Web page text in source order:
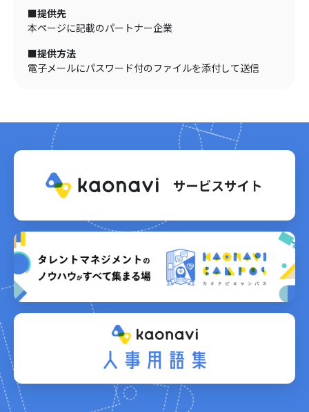
■提供先
本ページに記載のパートナー企業
■提供方法
電子メールにパスワード付のファイルを添付して送信